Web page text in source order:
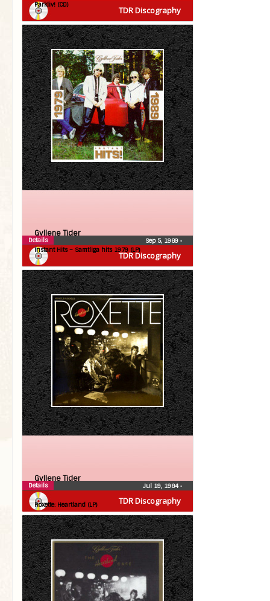
TDR Discography
Parkliv! (CD)
TDR Discography
Gyllene Tider
Instant Hits – Samtliga hits 1979 (LP)
Sep 5, 1989 •
Details
TDR Discography
Gyllene Tider
Roxette
Roxette: Heartland (LP)
Jul 19, 1984•
Details